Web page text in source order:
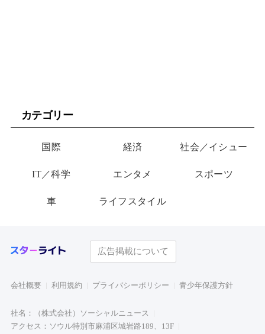
カテゴリー
国際 経済 社会／イシュー
IT／科学 エンタメ スポーツ
車 ライフスタイル
広告掲載について
会社概要 利用規約 プライバシーポリシー 青少年保護方針
社名：（株式会社）ソーシャルニュース
アクセス：ソウル特別市麻浦区城岩路189、13F